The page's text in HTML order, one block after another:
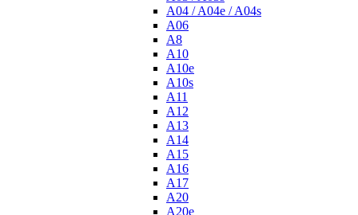
A04 / A04e / A04s
A06
A8
A10
A10e
A10s
A11
A12
A13
A14
A15
A16
A17
A20
A20e